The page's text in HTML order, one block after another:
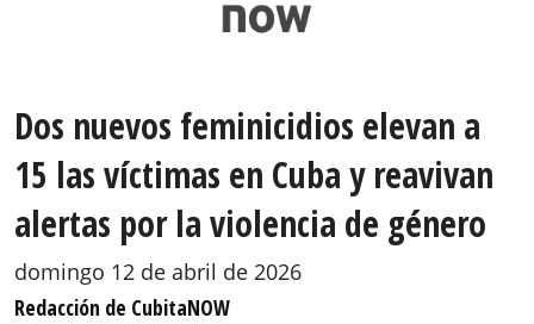
Dos nuevos feminicidios elevan a
15 las víctimas en Cuba y reavivan
alertas por la violencia de género
domingo 12 de abril de 2026
Redacción de CubitaNOW